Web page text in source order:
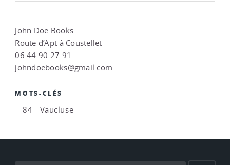
John Doe Books
Route d’Apt à Coustellet
06 44 90 27 91
johndoebooks@gmail.com
MOTS-CLÉS
84 - Vaucluse